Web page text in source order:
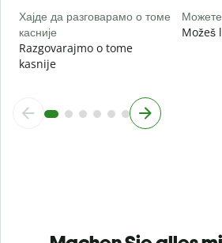
Хајде да разговарамо о томе
касније
Razgovarajmo o tome
kasnije
Možeš